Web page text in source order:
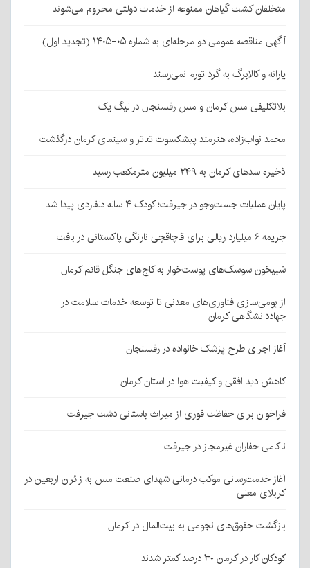
متخلفان کشت گیاهان ممنوعه از خدمات دولتی محروم می‌شوند
آگهی مناقصه عمومی دو مرحله‌ای به شماره ۰۵-۱۴۰۵ (تجدید اول)
یارانه و کالابرگ به گرد تورم نمی‌رسند
بلاتکلیفی مس کرمان و مس رفسنجان در لیگ یک
محمد نواب‌زاده، هنرمند پیشکسوت تئاتر و سینمای کرمان درگذشت
ذخیره سدهای کرمان به ۲۴۹ میلیون مترمکعب رسید
پایان عملیات جست‌وجو در جیرفت؛ کودک ۴ ساله دلفاردی پیدا شد
جریمه ۶ میلیارد ریالی برای قاچاقچی نارنگی پاکستانی در بافت
شبیخون سوسک‌های پوست‌خوار به کاج‌های جنگل قائم کرمان
از بومی‌سازی فناوری‌های معدنی تا توسعه خدمات سلامت در
جهاددانشگاهی کرمان
آغاز اجرای طرح پزشک خانواده در رفسنجان
کاهش دید افقی و کیفیت هوا در استان کرمان
فراخوان برای حفاظت فوری از میراث باستانی دشت جیرفت
ناکامی حفاران غیرمجاز در جیرفت
آغاز خدمت‌رسانی موکب درمانی شهدای صنعت مس به زائران اربعین در
کربلای معلی
بازگشت حقوق‌های نجومی به بیت‌المال در کرمان
کودکان کار در کرمان ۳۰ درصد کمتر شدند